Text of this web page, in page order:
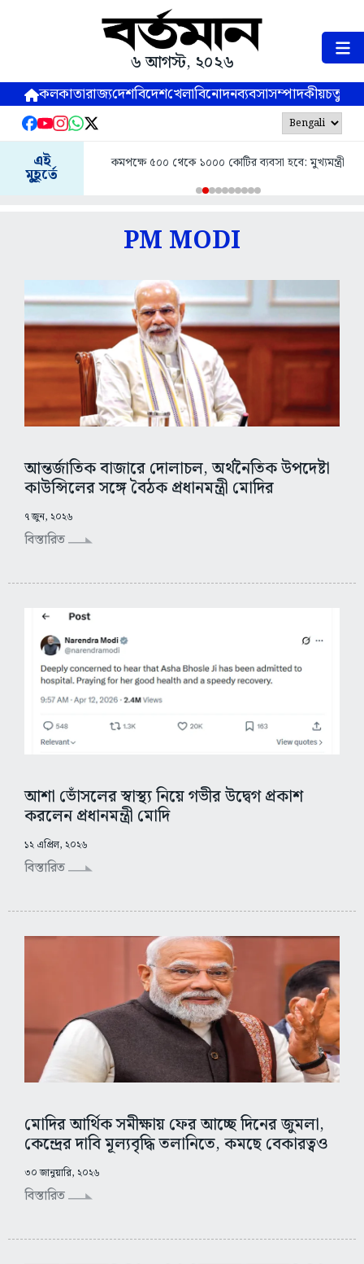
৬ আগস্ট, ২০২৬
কলকাতারাজ্যদেশবিদেশখেলাবিনোদনব্যবসাসম্পাদকীয়
এই
মুহূর্তে
৫০০ থেকে ১০০০ কোটির ব্যবসা হবে: মুখ্যমন্ত্রী ৫০ বছর ধরে
PM MODI
আন্তর্জাতিক বাজারে দোলাচল, অর্থনৈতিক উপদেষ্টা
কাউন্সিলের সঙ্গে বৈঠক প্রধানমন্ত্রী মোদির
৭ জুন, ২০২৬
বিস্তারিত
আশা ভোঁসলের স্বাস্থ্য নিয়ে গভীর উদ্বেগ প্রকাশ
করলেন প্রধানমন্ত্রী মোদি
১২ এপ্রিল, ২০২৬
বিস্তারিত
মোদির আর্থিক সমীক্ষায় ফের আচ্ছে দিনের জুমলা,
কেন্দ্রের দাবি মূল্যবৃদ্ধি তলানিতে, কমছে বেকারত্বও
৩০ জানুয়ারি, ২০২৬
বিস্তারিত